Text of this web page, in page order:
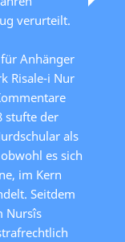
verurteilt.
Anhänger
Risale-i Nur
stufte der
als
es sich
im Kern
Seitdem
Nursîs